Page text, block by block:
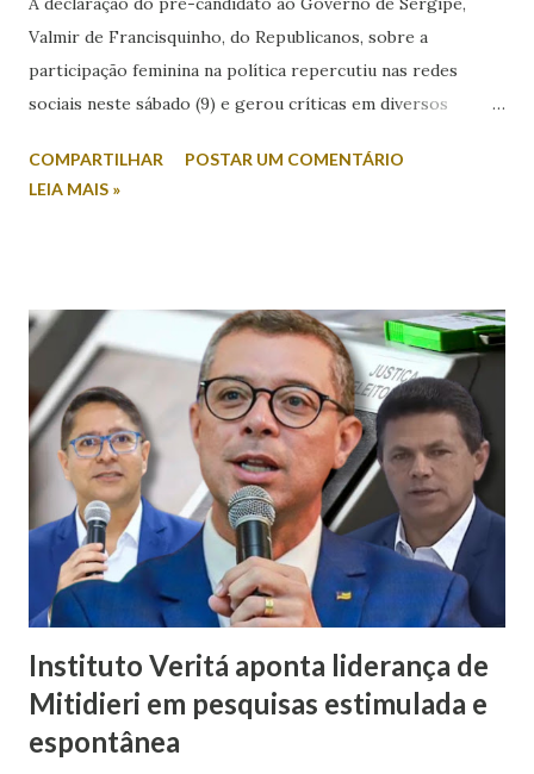
Valmir de Francisquinho, do Republicanos, sobre a
participação feminina na política repercutiu nas redes
sociais neste sábado (9) e gerou críticas em diversos
Itabaiana FM, Valmir foi questionado sobre a possibilidade
declaração como machista e misógina. Por meio das redes
sociais, Laís afirmou que discursos desse tipo contribuem
para o desrespeito e a exclusão das mulheres dos espaços
de poder. “Em meio a muitos casos de feminicídio,
misoginia e desrespeito, tem pré-candidato espalhando
machismo com as mulheres. Mulher em política, esqueça! É
isso que Valmir de Francisquinho disse ao ser questionado
se a sua mulher poderia ser uma...
COMPARTILHAR
POSTAR UM COMENTÁRIO
LEIA MAIS »
Instituto Veritá aponta liderança de
Mitidieri em pesquisas estimulada e
espontânea